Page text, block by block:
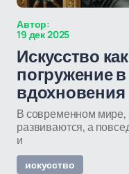
Автор:
19 дек 2025
Искусство
погружение
вдохновения
В современном мире,
развиваются, а
и
искусство